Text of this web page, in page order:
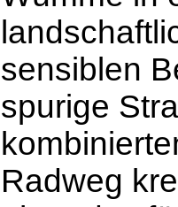
sensiblen
spurige
Radweg